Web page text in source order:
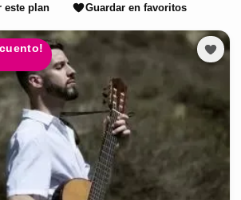
este plan Guardar en favoritos